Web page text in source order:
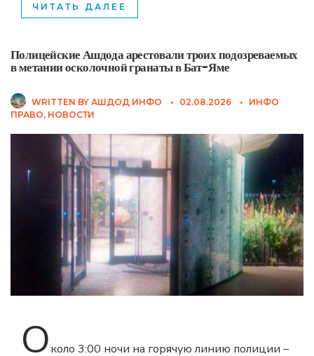
ЧИТАТЬ ДАЛЕЕ
Полицейские Ашдода арестовали троих подозреваемых
в метании осколочной гранаты в Бат-Яме
WRITTEN BY АШДОД ИНФО • 02.08.2026 •
ИНФО
ПРАВО, НОВОСТИ
Около 3:00 ночи на горячую линию полиции –